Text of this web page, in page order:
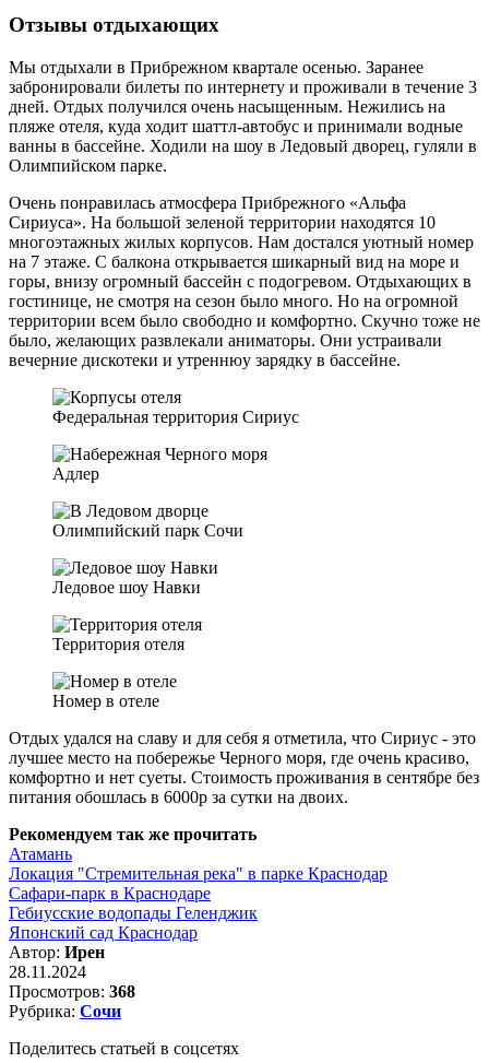
Отзывы отдыхающих
Мы отдыхали в Прибрежном квартале осенью. Заранее
забронировали билеты по интернету и проживали в течение 3
дней. Отдых получился очень насыщенным. Нежились на
пляже отеля, куда ходит шаттл-автобус и принимали водные
ванны в бассейне. Ходили на шоу в Ледовый дворец, гуляли в
Олимпийском парке.
Очень понравилась атмосфера Прибрежного «Альфа
Сириуса». На большой зеленой территории находятся 10
многоэтажных жилых корпусов. Нам достался уютный номер
на 7 этаже. С балкона открывается шикарный вид на море и
горы, внизу огромный бассейн с подогревом. Отдыхающих в
гостинице, не смотря на сезон было много. Но на огромной
территории всем было свободно и комфортно. Скучно тоже не
было, желающих развлекали аниматоры. Они устраивали
вечерние дискотеки и утреннюу зарядку в бассейне.
Федеральная территория Сириус
Адлер
Олимпийский парк Сочи
Ледовое шоу Навки
Территория отеля
Номер в отеле
Отдых удался на славу и для себя я отметила, что Сириус - это
лучшее место на побережье Черного моря, где очень красиво,
комфортно и нет суеты. Стоимость проживания в сентябре без
питания обошлась в 6000р за сутки на двоих.
Рекомендуем так же прочитать
Атамань
Локация "Стремительная река" в парке Краснодар
Сафари-парк в Краснодаре
Гебиусские водопады Геленджик
Японский сад Краснодар
Автор: Ирен
28.11.2024
Просмотров: 368
Рубрика: Сочи
Поделитесь статьей в соцсетях